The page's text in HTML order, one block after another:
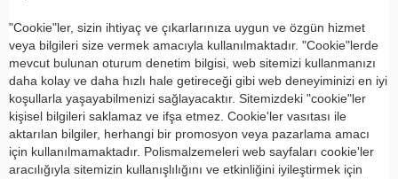
"Cookie"ler, sizin ihtiyaç ve çıkarlarınıza uygun ve özgün hizmet
veya bilgileri size vermek amacıyla kullanılmaktadır. "Cookie"lerde
mevcut bulunan oturum denetim bilgisi, web sitemizi kullanmanızı
daha kolay ve daha hızlı hale getireceği gibi web deneyiminizi en iyi
koşullarla yaşayabilmenizi sağlayacaktır. Sitemizdeki "cookie"ler
kişisel bilgileri saklamaz ve ifşa etmez. Cookie'ler vasıtası ile
aktarılan bilgiler, herhangi bir promosyon veya pazarlama amacı
için kullanılmamaktadır. Polismalzemeleri web sayfaları cookie'ler
aracılığıyla sitemizin kullanışlılığını ve etkinliğini iyileştirmek için